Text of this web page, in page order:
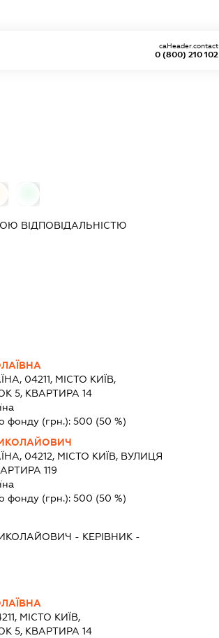
0 (800) 210 102
caHeader.contact
ВІДПОВІДАЛЬНІСТЮ
04211, МІСТО КИЇВ,
5, КВАРТИРА 14
фонду (грн.): 500 (50 %)
04212, МІСТО КИЇВ, ВУЛИЦЯ
119
фонду (грн.): 500 (50 %)
- КЕРІВНИК-
МІСТО КИЇВ,
5, КВАРТИРА 14